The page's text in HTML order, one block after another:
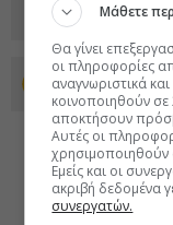
Προσθέστε
Μάθετε
Θα γίνει
οι πληροφορίες
αναγνωριστικά
κοινοποιηθούν
αποκτήσουν
Αυτές οι
χρησιμοποιηθούν
Εμείς και οι
ακριβή δεδομένα
συνεργατών.